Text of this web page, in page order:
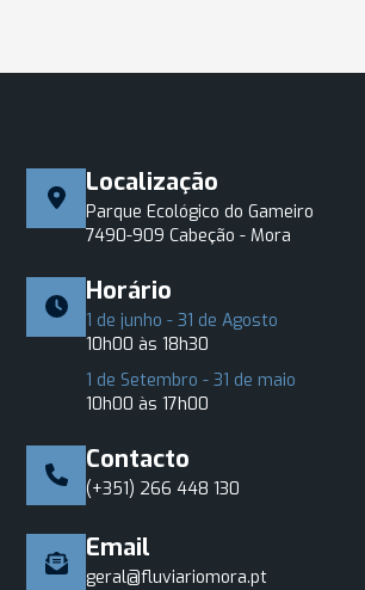
Localização
Parque Ecológico do Gameiro
7490-909 Cabeção - Mora
Horário
1 de junho - 31 de Agosto
10h00 às 18h30
1 de Setembro - 31 de maio
10h00 às 17h00
Contacto
(+351) 266 448 130
Email
geral@fluviariomora.pt